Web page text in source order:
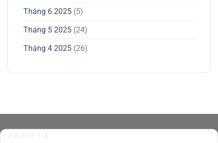
Tháng 6 2025 (5)
Tháng 5 2025 (24)
Tháng 4 2025 (26)